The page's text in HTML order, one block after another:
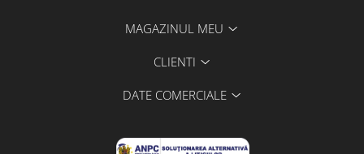
MAGAZINUL MEU
CLIENTI
DATE COMERCIALE